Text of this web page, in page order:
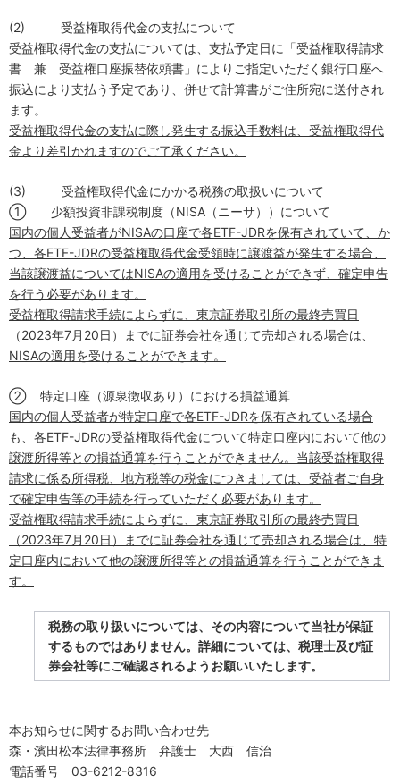
(2) 受益権取得代金の支払について
受益権取得代金の支払については、支払予定日に「受益権取得請求
書 兼 受益権口座振替依頼書」によりご指定いただく銀行口座へ
振込により支払う予定であり、併せて計算書がご住所宛に送付され
ます。
受益権取得代金の支払に際し発生する振込手数料は、受益権取得代
金より差引かれますのでご了承ください。
(3) 受益権取得代金にかかる税務の取扱いについて
①
少額投資非課税制度（NISA （ニーサ））について
国内の個人受益者がNISAの口座で各ETF-JDRを保有されていて、か
つ、各ETF-JDRの受益権取得代金受領時に譲渡益が発生する場合、
当該譲渡益についてはNISAの適用を受けることができず、確定申告
を行う必要があります。
受益権取得請求手続によらずに、東京証券取引所の最終売買日
（2023年7月 20日）までに証券会社を通じて売却される場合は、
NISAの適用を受けることができます。
② 特定口座（源泉徴収あり）における損益通算
国内の個人受益者が特定口座で各ETF-JDRを保有されている場合
も、各ETF-JDRの受益権取得代金について特定口座内において他の
譲渡所得等との損益通算を行うことができません。当該受益権取得
請求に係る所得税、地方税等の税金につきましては、受益者ご自身
で確定申告等の手続を行っていただく必要があります。
受益権取得請求手続によらずに、東京証券取引所の最終売買日
（2023年7月 20日）までに証券会社を通じて売却される場合は、特
定口座内において他の譲渡所得等との損益通算を行うことができま
す。
税務の取り扱いについては、その内容について当社が保証
するものではありません。詳細については、税理士及び証
券会社等にご確認されるようお願いいたします。
本お知らせに関するお問い合わせ先
森・濱田松本法律事務所 弁護士 大西 信治
電話番号 03-6212-8316